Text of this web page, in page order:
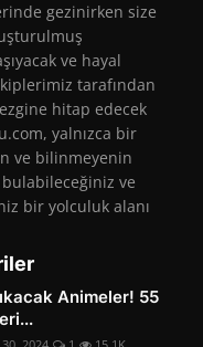
gezinirken size
ve hayal
tarafından
hitap edecek
yalnızca bir
ve bilinmeyenin
bulabileceğiniz ve
bir yolculuk alanı
Animeler! 55